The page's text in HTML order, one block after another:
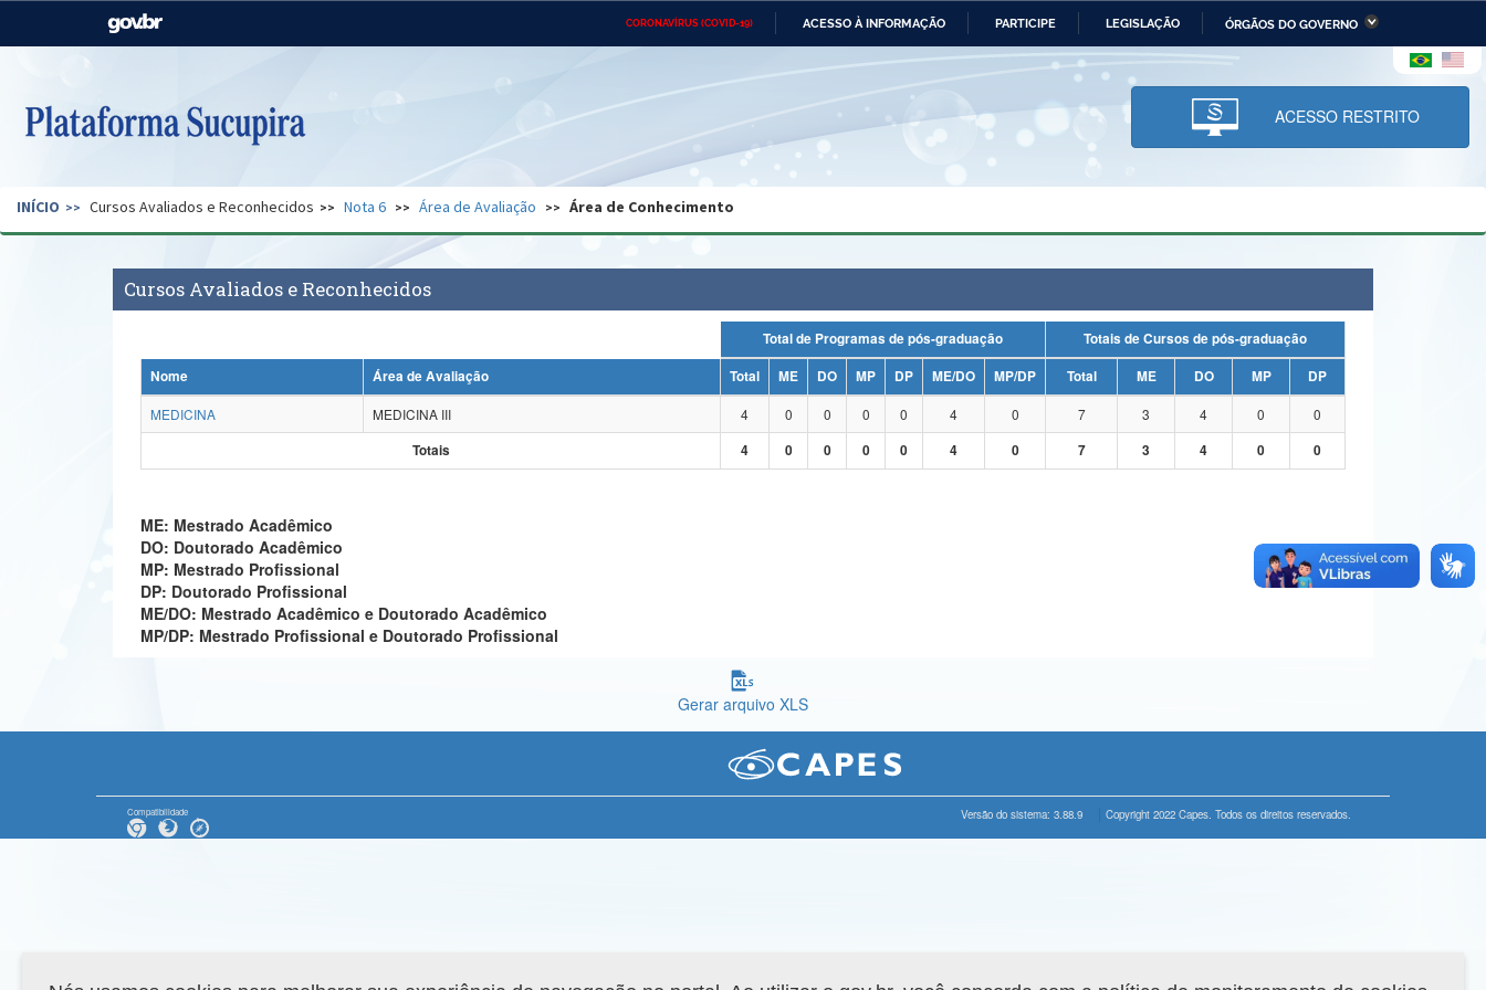
CORONAVÍRUS (COVID-19) ACESSO À INFORMAÇÃO PARTICIPE LEGISLAÇÃO ÓRGÃOS DO GOVERNO
Casa Civil Ministério das Relações Ministério da Economia Ministério da Infraestrutura
Pecuária e Abastecimento
Ministério da Ciência,
Tecnologia, Inovações e
Comunicações
Ministério do Desenvolvimento
Regional e dos Direitos Humanos
Secretaria de Governo Gabinete de Segurança Advocacia-Geral da União Banco Central do Brasil Planalto
ACESSO RESTRITO
INÍCIO Cursos Avaliados e Reconhecidos Nota 6 Área de Avaliação Área de Conhecimento
Cursos Avaliados e Reconhecidos
Total de Programas de pós-graduação
Totais de Cursos de pós-graduação
Nome
Área de Avaliação Total ME DO MP DP ME/DO MP/DP Total ME DO MP
DP
MEDICINA
MEDICINA III 4 0 0 0 0 4 0 7 3 4 0
0
Totais
4 0 0 0 0 4 0 7 3 4 0 0
ME: Mestrado Acadêmico
DO: Doutorado Acadêmico
MP: Mestrado Profissional
DP: Doutorado Profissional
ME/DO: Mestrado Acadêmico e Doutorado Acadêmico
MP/DP: Mestrado Profissional e Doutorado Profissional
Gerar arquivo XLS
Compatibilidade Versão do sistema: 3.88.9 Copyright 2022 Capes. Todos os direitos reservados.